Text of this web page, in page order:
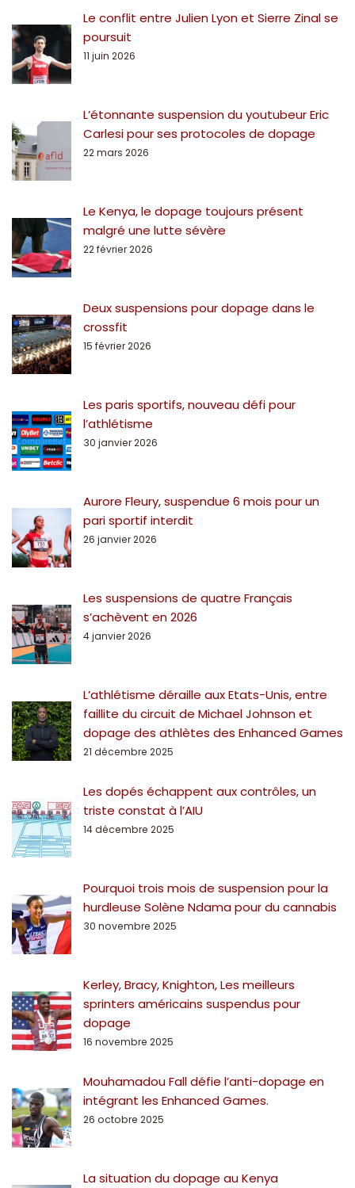
Le conflit entre Julien Lyon et Sierre Zinal se
poursuit
11 juin 2026
L’étonnante suspension du youtubeur Eric
Carlesi pour ses protocoles de dopage
22 mars 2026
Le Kenya, le dopage toujours présent
malgré une lutte sévère
22 février 2026
Deux suspensions pour dopage dans le
crossfit
15 février 2026
Les paris sportifs, nouveau défi pour
l’athlétisme
30 janvier 2026
Aurore Fleury, suspendue 6 mois pour un
pari sportif interdit
26 janvier 2026
Les suspensions de quatre Français
s’achèvent en 2026
4 janvier 2026
L’athlétisme déraille aux Etats-Unis, entre
faillite du circuit de Michael Johnson et
dopage des athlètes des Enhanced Games
21 décembre 2025
Les dopés échappent aux contrôles, un
triste constat à l’AIU
14 décembre 2025
Pourquoi trois mois de suspension pour la
hurdleuse Solène Ndama pour du cannabis
30 novembre 2025
Kerley, Bracy, Knighton, Les meilleurs
sprinters américains suspendus pour
dopage
16 novembre 2025
Mouhamadou Fall défie l’anti-dopage en
intégrant les Enhanced Games.
26 octobre 2025
La situation du dopage au Kenya